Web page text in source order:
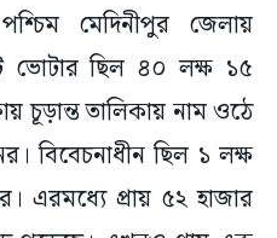
মেদিনীপুর জেলায়
ছিল ৪০ লক্ষ ১৫
চূড়ান্ত তালিকায় নাম ওঠে
বিবেচনাধীন ছিল ১ লক্ষ
এরমধ্যে প্রায় ৫২ হাজার